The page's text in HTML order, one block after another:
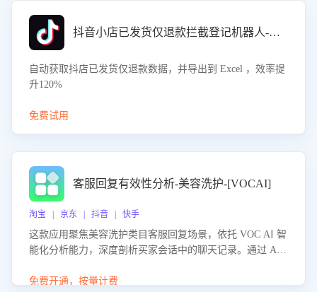
抖音小店已发货仅退款拦截登记机器人-八爪鱼
自动获取抖店已发货仅退款数据，并导出到 Excel ，效率提
升120%
免费试用
客服回复有效性分析-美容洗护-[VOCAI]
淘宝 | 京东 | 抖音 | 快手
这款应用聚焦美容洗护类目客服回复场景，依托 VOC AI 智
能化分析能力，深度剖析买家会话中的聊天记录。通过 AI
答的有效性与完整性，输出针对性改进策略，助力商家快速
免费开通，按量计费